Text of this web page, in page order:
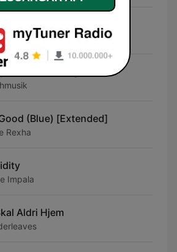
Fender
(Hear Me Tonight)
(Blue) [Extended]
Rexha
Impala
Aldri Hjem